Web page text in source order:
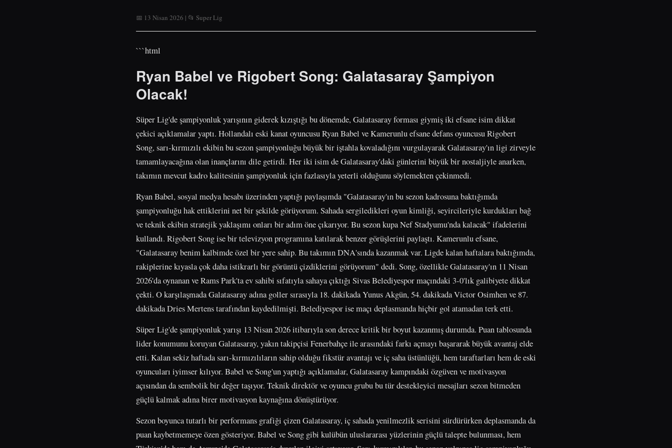
📅 13 Nisan 2026 | 📂 Super Lig
```html
Ryan Babel ve Rigobert Song: Galatasaray Şampiyon
Olacak!
Süper Lig'de şampiyonluk yarışının giderek kızıştığı bu dönemde, Galatasaray forması giymiş iki efsane isim dikkat
çekici açıklamalar yaptı. Hollandalı eski kanat oyuncusu Ryan Babel ve Kamerunlu efsane defans oyuncusu Rigobert
Song, sarı-kırmızılı ekibin bu sezon şampiyonluğu büyük bir iştahla kovaladığını vurgulayarak Galatasaray'ın ligi zirveyle
tamamlayacağına olan inançlarını dile getirdi. Her iki isim de Galatasaray'daki günlerini büyük bir nostaljiyle anarken,
takımın mevcut kadro kalitesinin şampiyonluk için fazlasıyla yeterli olduğunu söylemekten çekinmedi.
Ryan Babel, sosyal medya hesabı üzerinden yaptığı paylaşımda "Galatasaray'ın bu sezon kadrosuna baktığımda
şampiyonluğu hak ettiklerini net bir şekilde görüyorum. Sahada sergiledikleri oyun kimliği, seyircileriyle kurdukları bağ
ve teknik ekibin stratejik yaklaşımı onları bir adım öne çıkarıyor. Bu sezon kupa Nef Stadyumu'nda kalacak" ifadelerini
kullandı. Rigobert Song ise bir televizyon programına katılarak benzer görüşlerini paylaştı. Kamerunlu efsane,
"Galatasaray benim kalbimde özel bir yere sahip. Bu takımın DNA'sında kazanmak var. Ligde kalan haftalara baktığımda,
rakiplerine kıyasla çok daha istikrarlı bir görüntü çizdiklerini görüyorum" dedi. Song, özellikle Galatasaray'ın 11 Nisan
2026'da oynanan ve Rams Park'ta ev sahibi sıfatıyla sahaya çıktığı Sivas Belediyespor maçındaki 3-0'lık galibiyete dikkat
çekti. O karşılaşmada Galatasaray adına goller sırasıyla 18. dakikada Yunus Akgün, 54. dakikada Victor Osimhen ve 87.
dakikada Dries Mertens tarafından kaydedilmişti. Belediyespor ise maçı deplasmanda hiçbir gol atamadan terk etti.
Süper Lig'de şampiyonluk yarışı 13 Nisan 2026 itibarıyla son derece kritik bir boyut kazanmış durumda. Puan tablosunda
lider konumunu koruyan Galatasaray, yakın takipçisi Fenerbahçe ile arasındaki farkı açmayı başararak büyük avantaj elde
etti. Kalan sekiz haftada sarı-kırmızılıların sahip olduğu fikstür avantajı ve iç saha üstünlüğü, hem taraftarları hem de eski
oyuncuları iyimser kılıyor. Babel ve Song'un yaptığı açıklamalar, Galatasaray kampındaki özgüven ve motivasyon
açısından da sembolik bir değer taşıyor. Teknik direktör ve oyuncu grubu bu tür destekleyici mesajları sezon bitmeden
güçlü kalmak adına birer motivasyon kaynağına dönüştürüyor.
Sezon boyunca tutarlı bir performans grafiği çizen Galatasaray, iç sahada yenilmezlik serisini sürdürürken deplasmanda da
puan kaybetmemeye özen gösteriyor. Babel ve Song gibi kulübün uluslararası yüzlerinin güçlü talepte bulunması, hem